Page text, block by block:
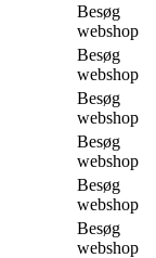
Besøg
webshop
Besøg
webshop
Besøg
webshop
Besøg
webshop
Besøg
webshop
Besøg
webshop